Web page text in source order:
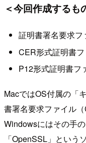
＜今回作成するも
証明書署名要求フ
CER形式証明書フ
P12形式証明書フ
MacではOS付属の「
書署名要求ファイル
Windowsにはその手
「OpenSSL」という